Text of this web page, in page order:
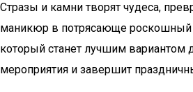
Стразы и камни творят чудеса,
маникюр в потрясающе роскошный
который станет лучшим вариантом
мероприятия и завершит